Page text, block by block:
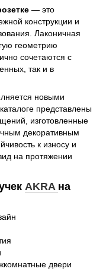
— это
конструкции и
Лаконичная
геометрию
сочетаются с
так и в
новыми
представлены
изготовленные
декоративным
к износу и
на протяжении
AKRA на
двери